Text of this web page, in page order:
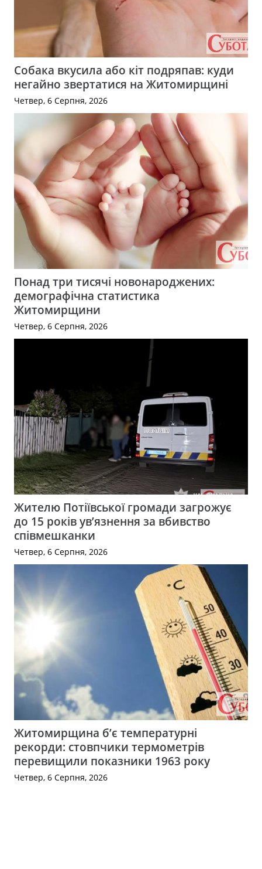
Собака вкусила або кіт подряпав: куди
негайно звертатися на Житомирщині
Четвер, 6 Серпня, 2026
Понад три тисячі новонароджених:
демографічна статистика
Житомирщини
Четвер, 6 Серпня, 2026
Жителю Потіївської громади загрожує
до 15 років ув’язнення за вбивство
співмешканки
Четвер, 6 Серпня, 2026
Житомирщина б’є температурні
рекорди: стовпчики термометрів
перевищили показники 1963 року
Четвер, 6 Серпня, 2026